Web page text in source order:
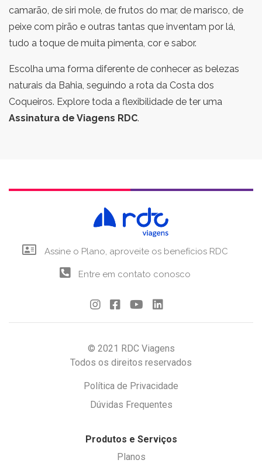
camarão, de siri mole, de frutos do mar, de marisco, de
peixe com pirão e outras tantas que inventam por lá,
tudo a toque de muita pimenta, cor e sabor.
Escolha uma forma diferente de conhecer as belezas
naturais da Bahia, seguindo a rota da Costa dos
Coqueiros. Explore toda a flexibilidade de ter uma
Assinatura de Viagens RDC.
Assine o Plano, aproveite os benefícios RDC
Entre em contato conosco
© 2021 RDC Viagens
Todos os direitos reservados
Política de Privacidade
Dúvidas Frequentes
Produtos e Serviços
Planos